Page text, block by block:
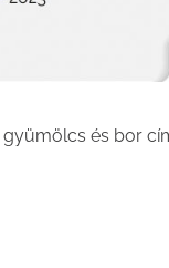
és bor